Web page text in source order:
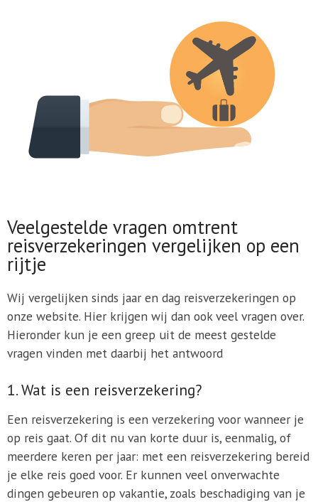
Veelgestelde vragen omtrent
reisverzekeringen vergelijken op een
rijtje
Wij vergelijken sinds jaar en dag reisverzekeringen op
onze website. Hier krijgen wij dan ook veel vragen over.
Hieronder kun je een greep uit de meest gestelde
vragen vinden met daarbij het antwoord
1. Wat is een reisverzekering?
Een reisverzekering is een verzekering voor wanneer je
op reis gaat. Of dit nu van korte duur is, eenmalig, of
meerdere keren per jaar: met een reisverzekering bereid
je elke reis goed voor. Er kunnen veel onverwachte
dingen gebeuren op vakantie, zoals beschadiging van je